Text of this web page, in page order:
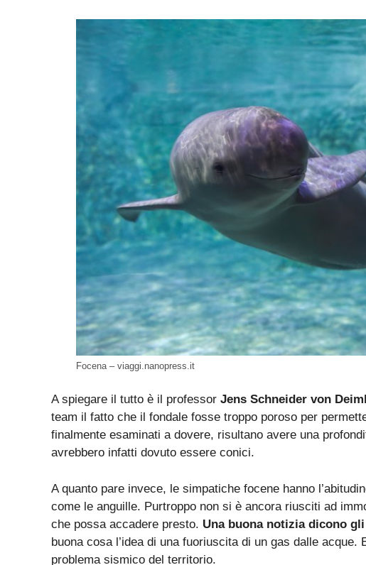
Focena – viaggi.nanopress.it
A spiegare il tutto è il professor Jens Schneider von
team il fatto che il fondale fosse troppo poroso per
finalmente esaminati a dovere, risultano avere una
avrebbero infatti dovuto essere conici.
A quanto pare invece, le simpatiche focene hanno
come le anguille. Purtroppo non si è ancora riusciti ad
che possa accadere presto. Una buona notizia dicono
buona cosa l’idea di una fuoriuscita di un gas dalle
problema sismico del territorio.